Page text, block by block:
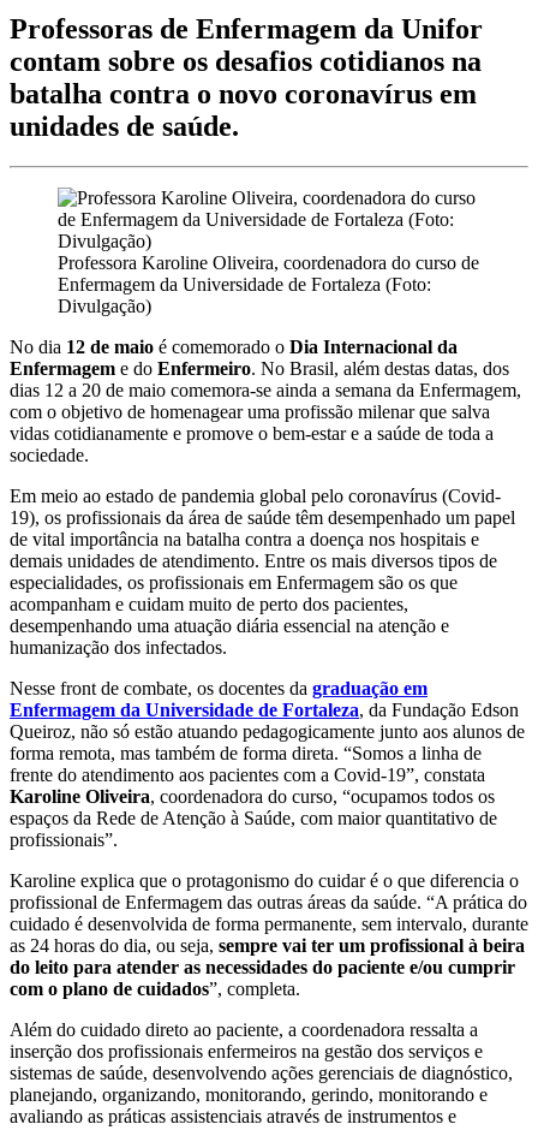
Professoras de Enfermagem da Unifor
contam sobre os desafios cotidianos na
batalha contra o novo coronavírus em
unidades de saúde.
Professora Karoline Oliveira, coordenadora do curso de
Enfermagem da Universidade de Fortaleza (Foto:
Divulgação)
No dia 12 de maio é comemorado o Dia Internacional da
Enfermagem e do Enfermeiro. No Brasil, além destas datas, dos
dias 12 a 20 de maio comemora-se ainda a semana da Enfermagem,
com o objetivo de homenagear uma profissão milenar que salva
vidas cotidianamente e promove o bem-estar e a saúde de toda a
sociedade.
Em meio ao estado de pandemia global pelo coronavírus (Covid-
19), os profissionais da área de saúde têm desempenhado um papel
de vital importância na batalha contra a doença nos hospitais e
demais unidades de atendimento. Entre os mais diversos tipos de
especialidades, os profissionais em Enfermagem são os que
acompanham e cuidam muito de perto dos pacientes,
desempenhando uma atuação diária essencial na atenção e
humanização dos infectados.
Nesse front de combate, os docentes da graduação em
Enfermagem da Universidade de Fortaleza, da Fundação Edson
Queiroz, não só estão atuando pedagogicamente junto aos alunos de
forma remota, mas também de forma direta. “Somos a linha de
frente do atendimento aos pacientes com a Covid-19”, constata
Karoline Oliveira, coordenadora do curso, “ocupamos todos os
espaços da Rede de Atenção à Saúde, com maior quantitativo de
profissionais”.
Karoline explica que o protagonismo do cuidar é o que diferencia o
profissional de Enfermagem das outras áreas da saúde. “A prática do
cuidado é desenvolvida de forma permanente, sem intervalo, durante
as 24 horas do dia, ou seja, sempre vai ter um profissional à beira
do leito para atender as necessidades do paciente e/ou cumprir
com o plano de cuidados”, completa.
Além do cuidado direto ao paciente, a coordenadora ressalta a
inserção dos profissionais enfermeiros na gestão dos serviços e
sistemas de saúde, desenvolvendo ações gerenciais de diagnóstico,
planejando, organizando, monitorando, gerindo, monitorando e
avaliando as práticas assistenciais através de instrumentos e